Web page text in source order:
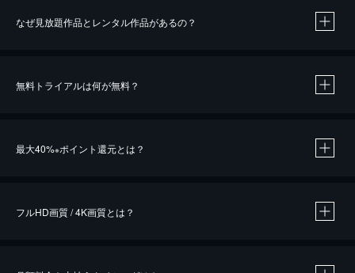
なぜ見放題作品とレンタル作品があるの？
無料トライアルは何が無料？
最大40%※ポイント還元とは？
フルHD画質 / 4K画質とは？